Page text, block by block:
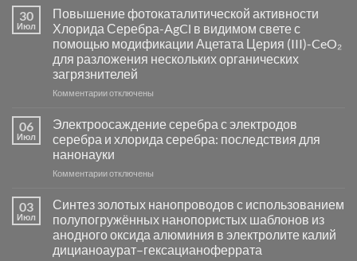
Пламенный
синтез
катализаторов
и
сенсоров
на
основе
группы
30
Июл
Повышение фотокаталитической активности
Хлорида Серебра-AgCl в видимом свете с
помощью модификации Ацетата Церия (III)-CeO₂
для разложения нескольких органических
загрязнителей
Комментариик
фотокаталитической
активности
Хлорида
Серебра-
в
видимом
свете
с
помощью
отключены
06
Июл
Электроосаждение серебра с электродов
серебра и хлорида серебра: последствия для
нанонауки
Комментариик
серебра
с
электродов
серебра
отключены
03
Июл
Синтез золотых нанопроводов с использованием
полупогружённых нанопористых шаблонов из
анодного оксида алюминия в электролите калий
дицианоаурат–гексацианоферрата